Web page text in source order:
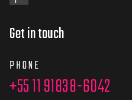
Get in touch
PHONE
+55 11 91838-6042